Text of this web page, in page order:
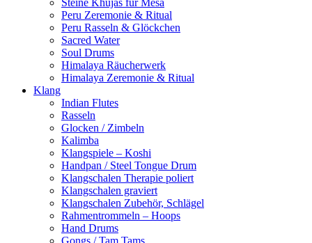
Steine Khujas für Mesa
Peru Zeremonie & Ritual
Peru Rasseln & Glöckchen
Sacred Water
Soul Drums
Himalaya Räucherwerk
Himalaya Zeremonie & Ritual
Klang
Indian Flutes
Rasseln
Glocken / Zimbeln
Kalimba
Klangspiele – Koshi
Handpan / Steel Tongue Drum
Klangschalen Therapie poliert
Klangschalen graviert
Klangschalen Zubehör, Schlägel
Rahmentrommeln – Hoops
Hand Drums
Gongs / Tam Tams